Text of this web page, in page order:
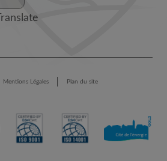
Translate
Mentions Légales Plan du site